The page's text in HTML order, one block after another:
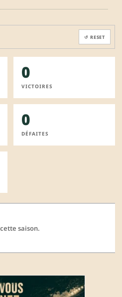
↺ RESET
0
VICTOIRES
0
DÉFAITES
saison.